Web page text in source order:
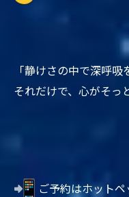
「静けさの中で深呼吸
それだけで、心がそっ
ご予約はホット